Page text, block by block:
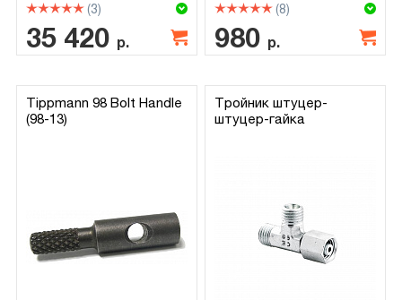
(3)
35 420 р.
(8)
980 р.
Tippmann 98 Bolt Handle
(98-13)
Тройник штуцер-
штуцер-гайка